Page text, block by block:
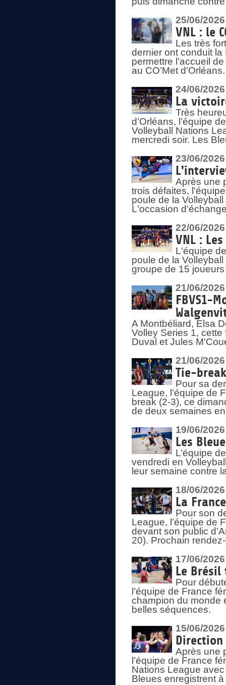
25/06/2026
VNL : le
Les très
dernier ont conduit
permettre l’accueil
au CO’Met d’Orléans.
24/06/2026
La
Très
d’Orléans, l’équipe
Volleyball Nations
mercredi soir. Les
23/06/2026
Après une
trois défaites,
poule de la
L'occasion
22/06/2026
VNL :
L'équipe
poule de la
groupe de 15
21/06/2026
FBVS1-
A Montbéliard, Elsa
Volley Series 1,
Duval et Jules
21/06/2026
Tie-
Pour sa
League, l’équipe de
break (2-3), ce
de deux semaines
19/06/2026
Les
L’équipe
vendredi en
leur semaine contre
18/06/2026
La
Pour son
League, l’équipe de
devant son public
20). Prochain
17/06/2026
Le
Pour
l’équipe de France
champion du monde
belles séquences.
15/06/2026
Après une
l’équipe de France
Nations League
Bleues enregistrent